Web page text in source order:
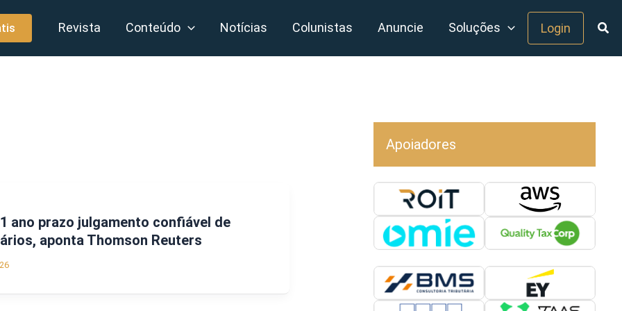
Revista Conteúdo Notícias Colunistas Anuncie Soluções Login
ano prazo julgamento confiável de
aponta Thomson Reuters
Apoiadores